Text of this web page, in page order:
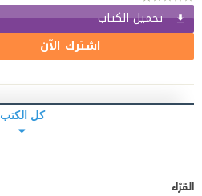
تحميل الكتاب
اشترك الآن
كل الكتب
القرّاء